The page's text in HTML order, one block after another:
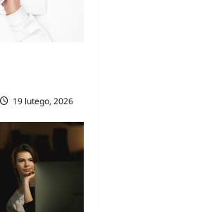
19 lutego, 2026